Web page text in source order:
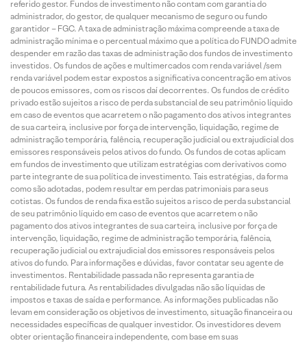
referido gestor. Fundos de investimento não contam com garantia do
administrador, do gestor, de qualquer mecanismo de seguro ou fundo
garantidor – FGC. A taxa de administração máxima compreende a taxa de
administração mínima e o percentual máximo que a política do FUNDO admite
despender em razão das taxas de administração dos fundos de investimento
investidos. Os fundos de ações e multimercados com renda variável /sem
renda variável podem estar expostos a significativa concentração em ativos
de poucos emissores, com os riscos daí decorrentes. Os fundos de crédito
privado estão sujeitos a risco de perda substancial de seu patrimônio líquido
em caso de eventos que acarretem o não pagamento dos ativos integrantes
de sua carteira, inclusive por força de intervenção, liquidação, regime de
administração temporária, falência, recuperação judicial ou extrajudicial dos
emissores responsáveis pelos ativos do fundo. Os fundos de cotas aplicam
em fundos de investimento que utilizam estratégias com derivativos como
parte integrante de sua política de investimento. Tais estratégias, da forma
como são adotadas, podem resultar em perdas patrimoniais para seus
cotistas. Os fundos de renda fixa estão sujeitos a risco de perda substancial
de seu patrimônio líquido em caso de eventos que acarretem o não
pagamento dos ativos integrantes de sua carteira, inclusive por força de
intervenção, liquidação, regime de administração temporária, falência,
recuperação judicial ou extrajudicial dos emissores responsáveis pelos
ativos do fundo. Para informações e dúvidas, favor contatar seu agente de
investimentos. Rentabilidade passada não representa garantia de
rentabilidade futura. As rentabilidades divulgadas não são líquidas de
impostos e taxas de saída e performance. As informações publicadas não
levam em consideração os objetivos de investimento, situação financeira ou
necessidades específicas de qualquer investidor. Os investidores devem
obter orientação financeira independente, com base em suas